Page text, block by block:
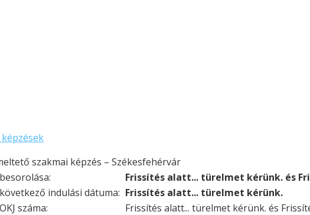
szakmai képzés – Székesfehérvár
Frissítés alatt... türelmet kérünk. és
indulási dátuma: Frissítés alatt... türelmet kérünk.
száma:
Frissítés alatt... türelmet kérünk. és